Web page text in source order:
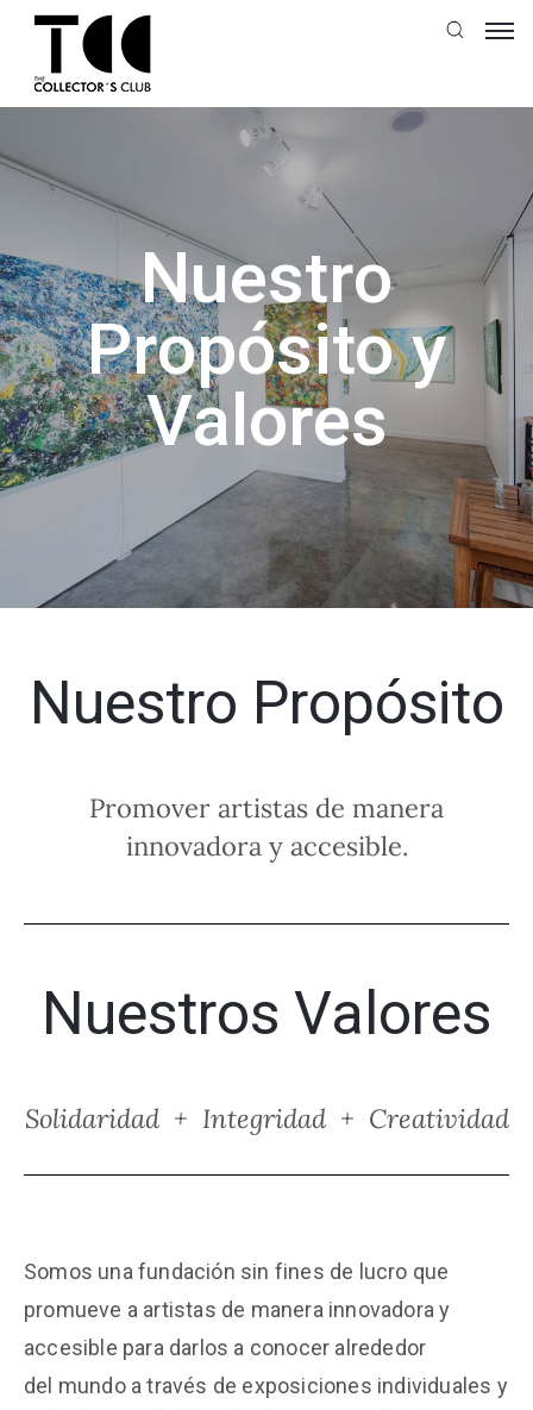
Nuestro
Propósito y
Valores
Nuestro Propósito
Promover artistas de manera
innovadora y accesible.
Nuestros Valores
Solidaridad + Integridad + Creatividad
Somos una fundación sin fines de lucro que
promueve a artistas de manera innovadora y
accesible para darlos a conocer alrededor
del mundo a través de exposiciones individuales y